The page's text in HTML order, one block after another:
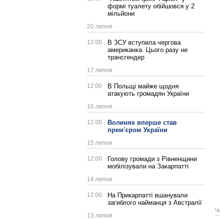
формі туалету обійшовся у 2
мільйони
20 липня
12:00
В ЗСУ вступила чергова
американка. Цього разу не
трансгендер
17 липня
12:00
В Польщі майже щодня
атакують громадян України
16 липня
12:00
Волиняк вперше став
прем'єром України
15 липня
12:00
Голову громади з Рівненщини
мобілізували на Закарпатті
14 липня
12:00
На Прикарпатті вшанували
загиблого найманця з Австралії
13 липня